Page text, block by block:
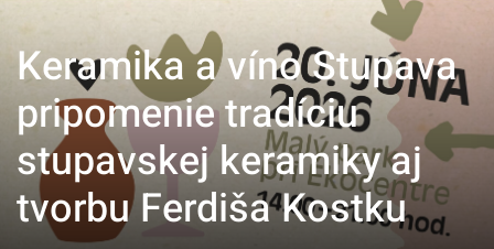
Keramika a víno Stupava
pripomenie tradíciu
stupavskej keramiky aj
tvorbu Ferdiša Kostku